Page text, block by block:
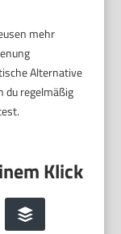
mehr
Alternative
du regelmäßig
Buffer